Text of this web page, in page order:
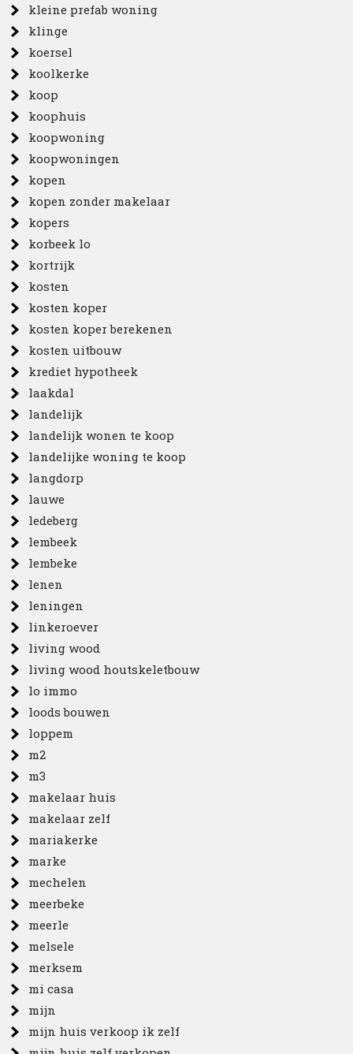
kleine prefab woning
klinge
koersel
koolkerke
koop
koophuis
koopwoning
koopwoningen
kopen
kopen zonder makelaar
kopers
korbeek lo
kortrijk
kosten
kosten koper
kosten koper berekenen
kosten uitbouw
krediet hypotheek
laakdal
landelijk
landelijk wonen te koop
landelijke woning te koop
langdorp
lauwe
ledeberg
lembeek
lembeke
lenen
leningen
linkeroever
living wood
living wood houtskeletbouw
lo immo
loods bouwen
loppem
m2
m3
makelaar huis
makelaar zelf
mariakerke
marke
mechelen
meerbeke
meerle
melsele
merksem
mi casa
mijn
mijn huis verkoop ik zelf